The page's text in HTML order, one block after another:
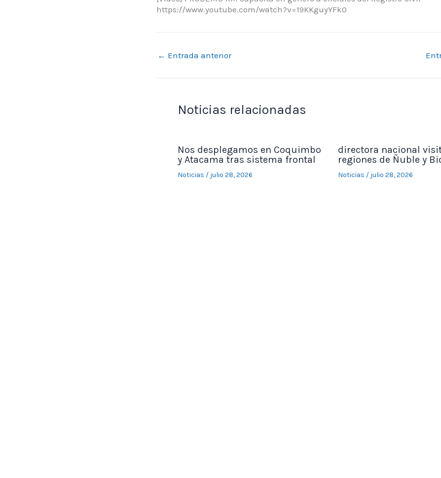
https://www.youtube.com/watch?v=19KKguyYFk0
← Entrada anterior
Noticias relacionadas
Nos desplegamos en Coquimbo
y Atacama tras sistema frontal
Noticias / julio 28, 2026
directora nacional
regiones de Ñuble y
Noticias / julio 28, 2026